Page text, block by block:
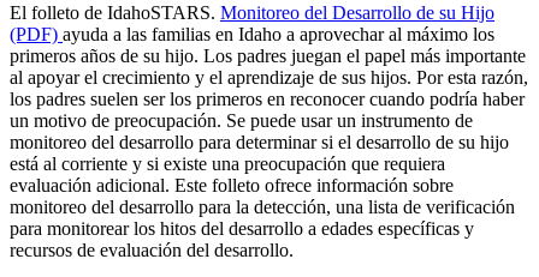
El folleto de IdahoSTARS. Monitoreo del Desarrollo de su Hijo
(PDF) ayuda a las familias en Idaho a aprovechar al máximo los
primeros años de su hijo. Los padres juegan el papel más importante
al apoyar el crecimiento y el aprendizaje de sus hijos. Por esta razón,
los padres suelen ser los primeros en reconocer cuando podría haber
un motivo de preocupación. Se puede usar un instrumento de
monitoreo del desarrollo para determinar si el desarrollo de su hijo
está al corriente y si existe una preocupación que requiera
evaluación adicional. Este folleto ofrece información sobre
monitoreo del desarrollo para la detección, una lista de verificación
para monitorear los hitos del desarrollo a edades específicas y
recursos de evaluación del desarrollo.